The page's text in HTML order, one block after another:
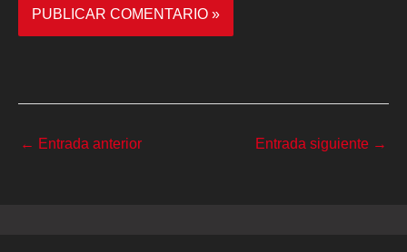
← Entrada anterior Entrada siguiente →